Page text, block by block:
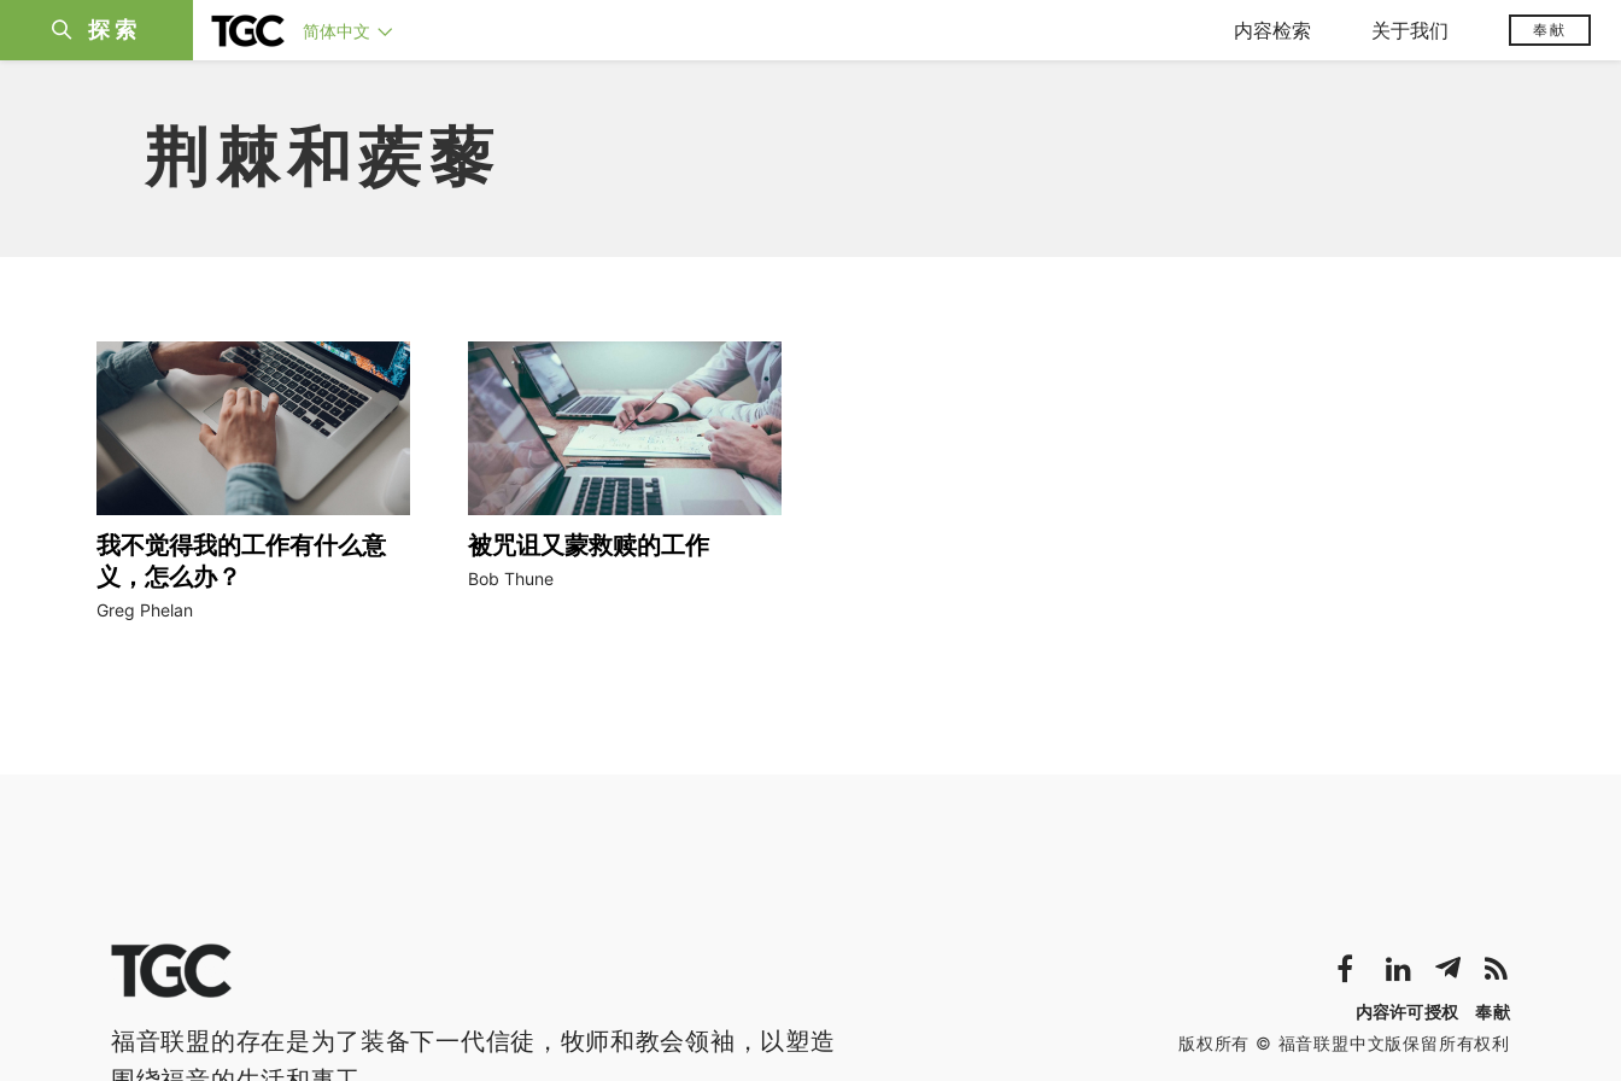
探索 简体中文 内容检索 关于我们 奉献
荆棘和蒺藜
我不觉得我的工作有什么意
义，怎么办？
Greg Phelan
被咒诅又蒙救赎的工作
Bob Thune
福音联盟的存在是为了装备下一代信徒，牧师和教会领袖，以塑造
内容许可授权
奉献
版权所有 © 福音联盟中文版保留所有权利